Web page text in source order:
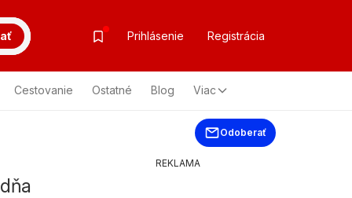
Prihlásenie Registrácia
Cestovanie Ostatné Blog Viac
Odoberať
REKLAMA